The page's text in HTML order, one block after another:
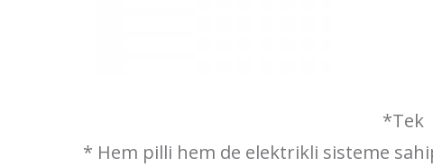
*Tek
* Hem pilli hem de elektrikli sisteme